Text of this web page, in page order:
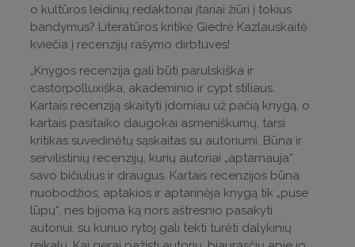
o kultūros leidinių redaktoriai įtariai žiūri į tokius
bandymus? Literatūros kritikė Giedrė Kazlauskaitė
kviečia į recenzijų rašymo dirbtuves!
„Knygos recenzija gali būti parulskiška ir
castorpolluxiška, akademinio ir cypt stiliaus.
Kartais recenziją skaityti įdomiau už pačią knygą, o
kartais pasitaiko daugokai asmeniškumų, tarsi
kritikas suvedinėtų sąskaitas su autoriumi. Būna ir
servilistinių recenzijų, kurių autoriai „aptarnauja“
savo bičiulius ir draugus. Kartais recenzijos būna
nuobodžios, aptakios ir aptarinėja knygą tik „puse
lūpų“, nes bijoma ką nors aštresnio pasakyti
autoriui, su kuriuo rytoj gali tekti turėti dalykinių